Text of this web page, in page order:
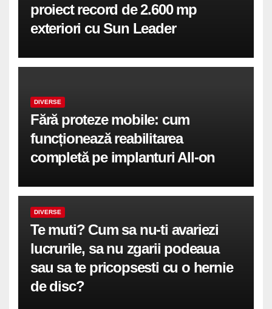
proiect record de 2.600 mp
exteriori cu Sun Leader
DIVERSE
Fără proteze mobile: cum
funcționează reabilitarea
completă pe implanturi All-on
DIVERSE
Te muti? Cum sa nu-ti avariezi
lucrurile, sa nu zgarii podeaua
sau sa te pricopsesti cu o hernie
de disc?